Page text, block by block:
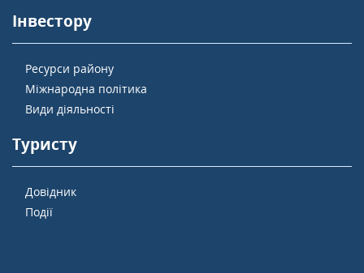
Інвестору
Ресурси району
Міжнародна політика
Види діяльності
Туристу
Довідник
Події